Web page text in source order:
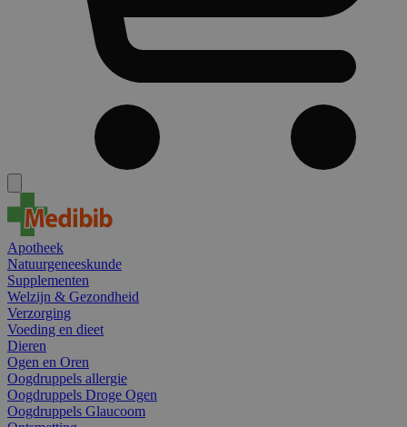
Apotheek
Natuurgeneeskunde
Supplementen
Welzijn & Gezondheid
Verzorging
Voeding en dieet
Dieren
Ogen en Oren
Oogdruppels allergie
Oogdruppels Droge Ogen
Oogdruppels Glaucoom